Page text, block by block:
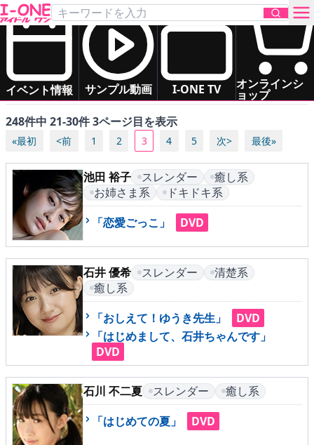
イベント情報 サンプル動画 I-ONE TV オンラインシ
ョップ
お問い合わせ
TOP
DVD
Blu-ray
サンプル動画
イベント情報
アイドル一覧
メニュー
▶発売中
▶新作
「スレンダー」の アイドル一覧
すべて（五十音順） あ
は
ま
や ら わ
248件中 21-30件 3ページ目を表示
«最初 <前 1 2 3 4 5 次> 最後»
池田 裕子 スレンダー
癒し系
お姉さま系
ドキドキ系
「恋愛ごっこ」
DVD
石井 優希 スレンダー
清楚系
癒し系
「おしえて！ゆうき先生」
DVD
「はじめまして、石井ちゃんです」
DVD
石川 不二夏 スレンダー
癒し系
「はじめての夏」
DVD